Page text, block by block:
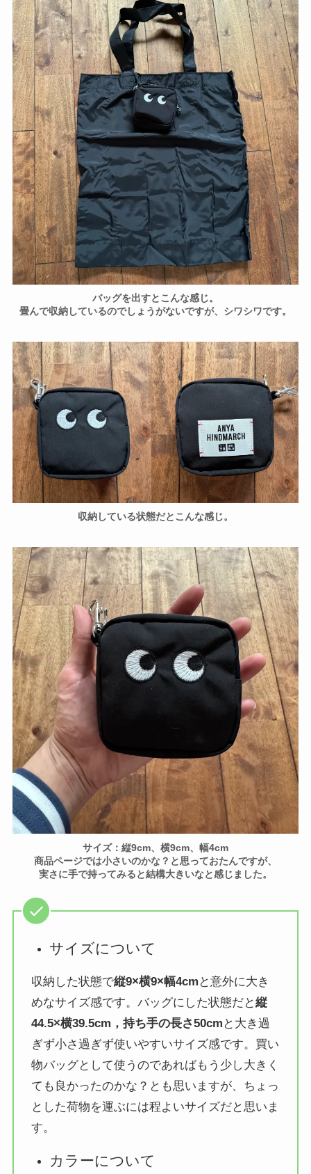
バッグを出すとこんな感じ。
畳んで収納しているのでしょうがないですが、シワシワです。
収納している状態だとこんな感じ。
サイズ：縦9cm、横9cm、幅4cm
商品ページでは小さいのかな？と思っておたんですが、
実さに手で持ってみると結構大きいなと感じました。
サイズについて
収納した状態で縦9×横9×幅4cm と意外に大き
めなサイズ感です。バッグにした状態だと縦
44.5×横39.5cm，持ち手の長さ50cm と大き過
ぎず小さ過ぎず使いやすいサイズ感です。買い
物バッグとして使うのであればもう少し大きく
ても良かったのかな？とも思いますが、ちょっ
とした荷物を運ぶには程よいサイズだと思いま
す。
カラーについて